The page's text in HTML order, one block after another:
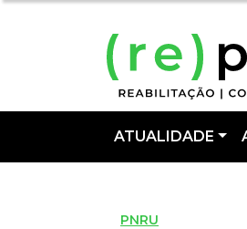
ATUALIDADE
PNRU